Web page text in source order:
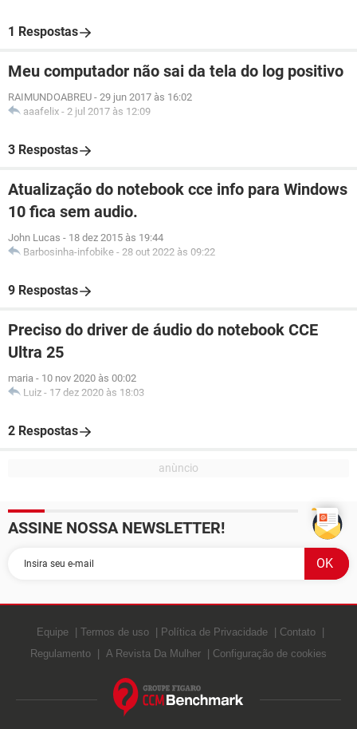
1 Respostas
Meu computador não sai da tela do log positivo
RAIMUNDOABREU - 29 jun 2017 às 16:02
aaafelix - 2 jul 2017 às 12:09
3 Respostas
Atualização do notebook cce info para Windows
10 fica sem audio.
John Lucas - 18 dez 2015 às 19:44
Barbosinha-infobike - 28 out 2022 às 09:22
9 Respostas
Preciso do driver de áudio do notebook CCE
Ultra 25
maria - 10 nov 2020 às 00:02
Luiz - 17 dez 2020 às 18:03
2 Respostas
ASSINE NOSSA NEWSLETTER!
Equipe Termos de uso Política de Privacidade
Contato
Regulamento
A Revista Da Mulher Configuração de cookies